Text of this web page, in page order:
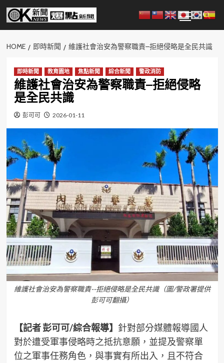
Skip
content
Menu
HOME 即時新聞 維護社會治安為警察職責–拒絕侵略是全民共識
即時新聞 教育園地 焦點新聞 綜合新聞 警政消防
維護社會治安為警察職責–拒絕侵略
是全民共識
彭可可 2026-01-11
維護社會治安為警察職責--拒絕侵略是全民共識（圖/警政署提供
彭可可翻攝）
【記者 彭可可/綜合報導】 針對部分媒體報導國人
對於遭受軍事侵略時之抵抗意願，並提及警察單
位之軍事任務角色，與事實有所出入，且不符合